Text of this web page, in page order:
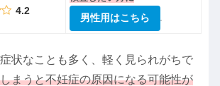
4.2
男性用はこちら
状なことも多く、軽く見られがちで
まうと不妊症の原因になる可能性が